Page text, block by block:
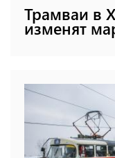
Трамваи в
изменят